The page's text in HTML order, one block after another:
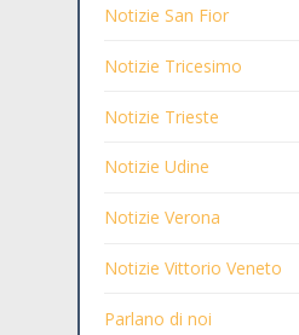
Notizie San Fior
Notizie Tricesimo
Notizie Trieste
Notizie Udine
Notizie Verona
Notizie Vittorio Veneto
Parlano di noi